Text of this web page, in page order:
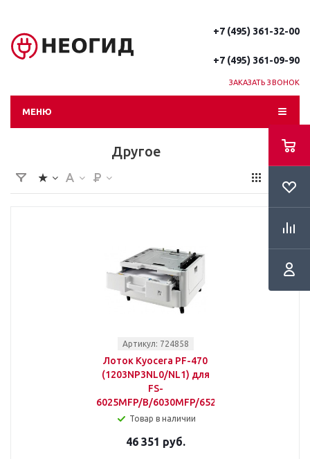
+7 (495) 361-32-00
+7 (495) 361-09-90
ЗАКАЗАТЬ ЗВОНОК
МЕНЮ
Другое
Артикул: 724858
Лоток Kyocera PF-470
(1203NP3NL0/NL1) для
FS-
6025MFP/B/6030MFP/6525/6530MFP/C8020/
Товар в наличии
46 351 руб.